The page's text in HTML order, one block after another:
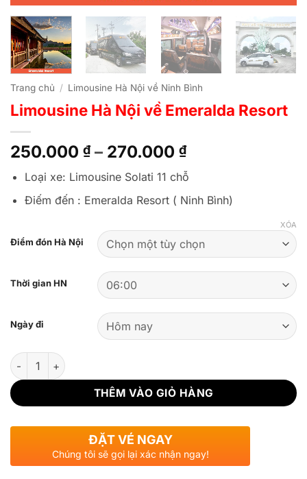
Trang chủ / Limousine Hà Nội về Ninh Bình
Limousine Hà Nội về Emeralda Resort
250.000 ₫ – 270.000 ₫Khoảng
giá:
từ
250.000 ₫
270.000 ₫
Loại xe: Limousine Solati 11 chỗ
Điếm đến : Emeralda Resort ( Ninh Bình)
Điểm đón Hà Nội
Thời gian HN
Ngày đi
XÓA
Số lượng
THÊM VÀO GIỎ HÀNG
ĐẶT VÉ NGAY
Chúng tôi sẽ gọi lại xác nhận ngay!